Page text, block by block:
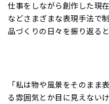
仕事をしながら創作した現
などさまざまな表現手法で
品づくりの日々を振り返る
「私は物や風景をそのまま
る雰囲気とか目に見えない